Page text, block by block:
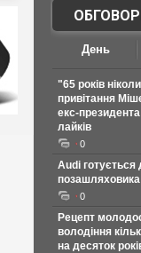
День
"65 років
привітання
екс-
лайків
0
Audi готується
позашляховика
0
Рецепт
володіння
на десяток